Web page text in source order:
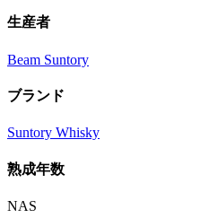
生産者
Beam Suntory
ブランド
Suntory Whisky
熟成年数
NAS